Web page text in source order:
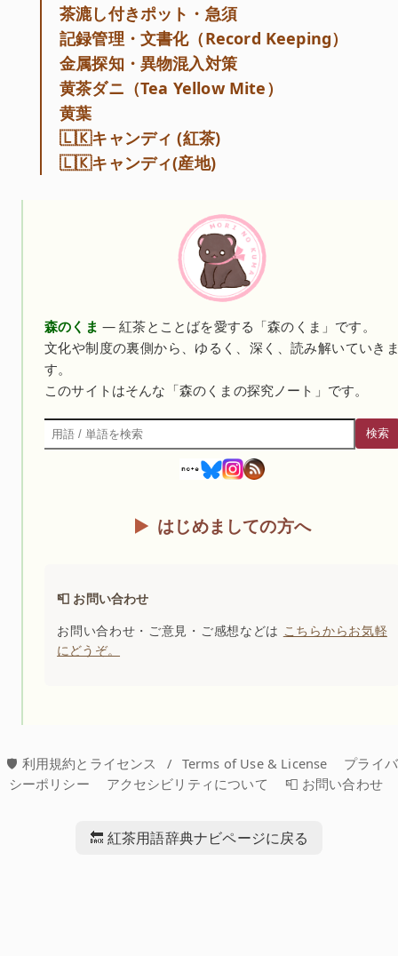
茶漉し付きポット・急須
記録管理・文書化（Record Keeping）
金属探知・異物混入対策
黄茶ダニ（Tea Yellow Mite）
黄葉
🇱🇰キャンディ (紅茶)
🇱🇰キャンディ(産地)
森のくま — 紅茶とことばを愛する「森のくま」です。
文化や制度の裏側から、ゆるく、深く、読み解いていき
す。
このサイトはそんな「森のくまの探究ノート」です。
検索
検索
はじめましての方へ
📮 お問い合わせ
お問い合わせ・ご意見・ご感想などは こちらからお気軽
にどうぞ。
🛡️ 利用規約とライセンス / Terms of Use & License
プライバ
シーポリシー
アクセシビリティについて 📮 お問い合わせ
🔙 紅茶用語辞典ナビページに戻る